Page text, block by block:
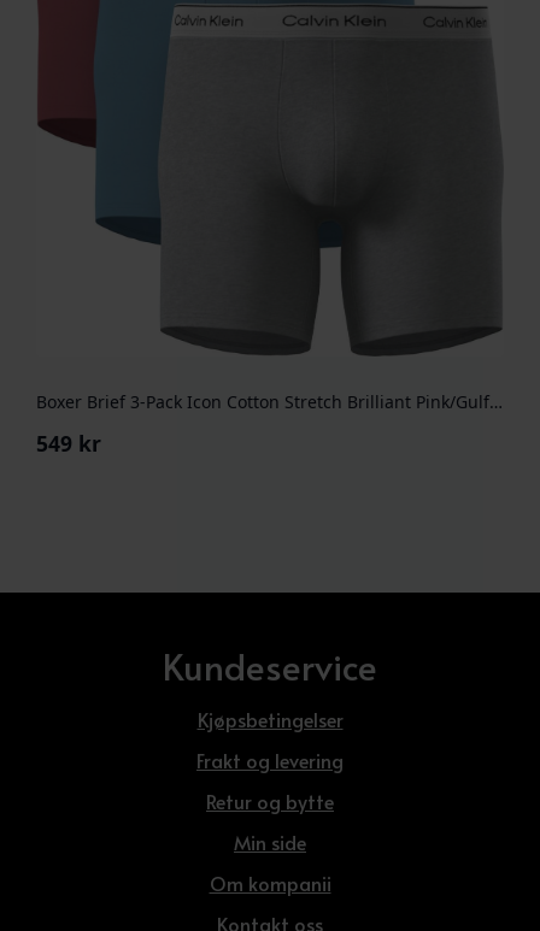
Boxer Brief 3-Pack Icon Cotton Stretch Brilliant Pink/Gulf Blue/Grey Heather
549 kr
Kundeservice
Kjøpsbetingelser
Frakt og levering
Retur og bytte
Min side
Om kompanii
Kontakt oss